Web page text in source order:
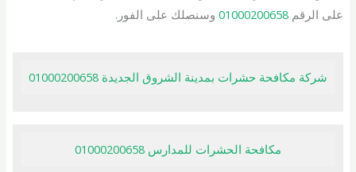
على الرقم 01000200658 وسنصلك على الفور.
شركة مكافحة حشرات بمدينة الشروق الجديدة 01000200658
مكافحة الحشرات للمدارس 01000200658